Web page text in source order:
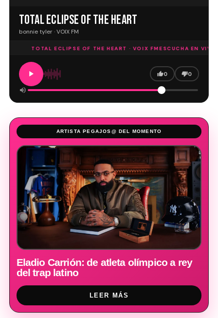
TOTAL ECLIPSE OF THE HEART
bonnie tyler · VOIX FM
TOTAL ECLIPSE OF THE HEART · VOIX FMESCUCHA EN VIVO
0 0
ARTISTA PEGAJOS@ DEL MOMENTO
Eladio Carrión: de atleta olímpico a rey
del trap latino
LEER MÁS